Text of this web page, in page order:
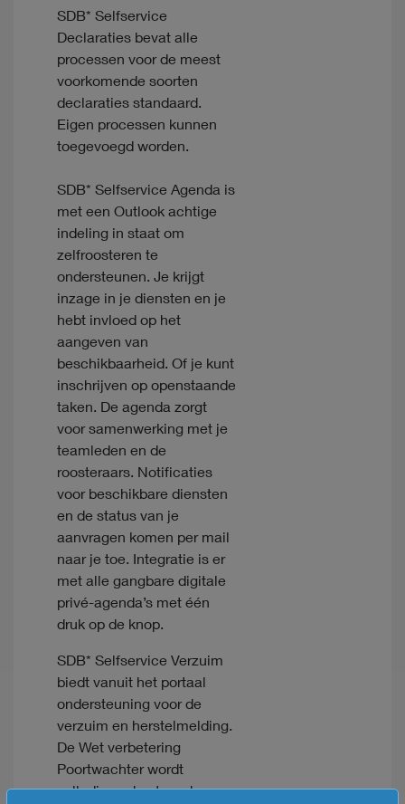
SDB* Selfservice
Declaraties bevat alle
processen voor de meest
voorkomende soorten
declaraties standaard.
Eigen processen kunnen
toegevoegd worden.
SDB* Selfservice Agenda is
met een Outlook achtige
indeling in staat om
zelfroosteren te
ondersteunen. Je krijgt
inzage in je diensten en je
hebt invloed op het
aangeven van
beschikbaarheid. Of je kunt
inschrijven op openstaande
taken. De agenda zorgt
voor samenwerking met je
teamleden en de
roosteraars. Notificaties
voor beschikbare diensten
en de status van je
aanvragen komen per mail
naar je toe. Integratie is er
met alle gangbare digitale
privé-agenda’s met één
druk op de knop.
SDB* Selfservice Verzuim
biedt vanuit het portaal
ondersteuning voor de
verzuim en herstelmelding.
De Wet verbetering
Poortwachter wordt
volledig ondersteund en